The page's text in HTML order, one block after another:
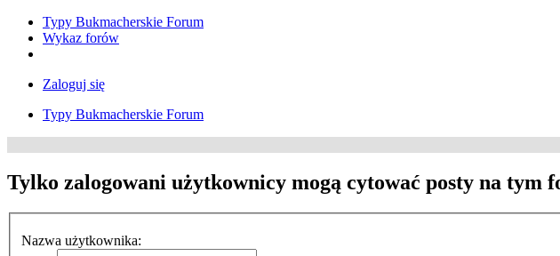
Typy Bukmacherskie Forum
Wykaz forów
Zaloguj się
Typy Bukmacherskie Forum
Tylko zalogowani użytkownicy mogą cytować posty na tym
Nazwa użytkownika: